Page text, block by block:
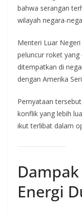
bahwa serangan
wilayah negara-
Menteri Luar
peluncur roket
ditempatkan di
dengan Amerika
Pernyataan
konflik yang lebih
ikut terlibat dalam
Energi